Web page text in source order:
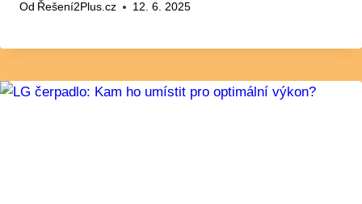
Od Řešení2Plus.cz 12. 6. 2025